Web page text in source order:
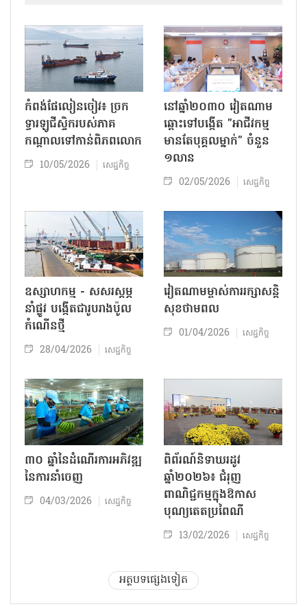
កំពង់ផែលៀនចៀវ៖ ច្រក
ទ្វារឡូជីស្ទិករបស់ភាគ
កណ្តាលទៅកាន់ពិភពលោក
10/05/2026 សេដ្ឋកិច្ច
នៅឆ្នាំ២០៣០ វៀតណាម
ឆ្ពោះទៅបង្កើត "អាជីវកម្ម
មានតែបុគ្គលម្នាក់" ចំនួន
១លាន
02/05/2026 សេដ្ឋកិច្ច
ឧស្សាហកម្ម - សសរស្តម្ភ
នាំផ្លូវ បង្កើតជារូបរាងប៉ូល
កំណើនថ្មី
28/04/2026 សេដ្ឋកិច្ច
វៀតណាមម្ចាស់ការ​រក្សាសន្តិ
សុខថាមពល
01/04/2026 សេដ្ឋកិច្ច
៣០ ឆ្នាំនៃដំណើរការអភិវឌ្ឍ
នៃការនាំចេញ
04/03/2026 សេដ្ឋកិច្ច
ពិព័រណ៍និទាឃរដូវ
ឆ្នាំ២០២៦៖ ជំរុញ
ពាណិជ្ជកម្មក្នុងឱកាស
បុណ្យតេតប្រពៃណី
13/02/2026 សេដ្ឋកិច្ច
អត្ថបទផ្សេងទៀត